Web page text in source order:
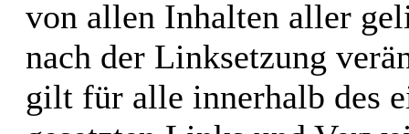
von allen Inhalten aller
nach der Linksetzung
gilt für alle innerhalb des